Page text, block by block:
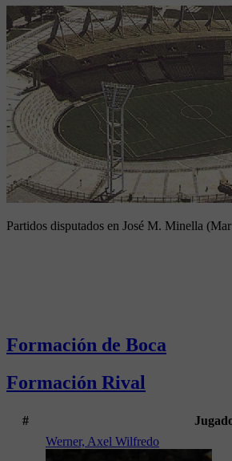
Partidos disputados en José M. Minella
Formación de Boca
Formación Rival
#
Werner, Axel Wilfredo